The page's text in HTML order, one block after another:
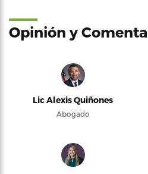
Opinión y
Lic Alexis Quiñones
Abogado